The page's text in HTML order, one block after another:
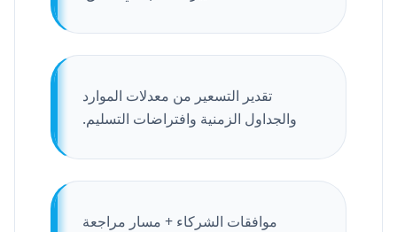
تقدير التسعير من معدلات الموارد
والجداول الزمنية وافتراضات التسليم.
موافقات الشركاء + مسار مراجعة